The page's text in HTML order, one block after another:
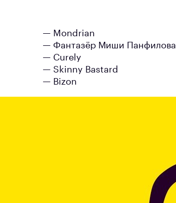
— Mondrian
— Фантазёр Миши Панфилова
— Curely
— Skinny Bastard
— Bizon